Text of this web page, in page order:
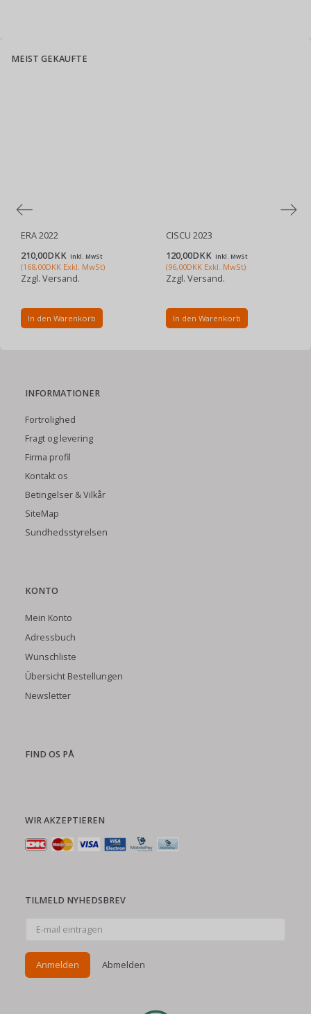
MEIST GEKAUFTE
ERA 2022
210,00DKK Inkl. MwSt
(168,00DKK Exkl. MwSt)
Zzgl. Versand.
In den Warenkorb
CISCU 2023
120,00DKK Inkl. MwSt
(96,00DKK Exkl. MwSt)
Zzgl. Versand.
In den Warenkorb
INFORMATIONER
Fortrolighed
Fragt og levering
Firma profil
Kontakt os
Betingelser & Vilkår
SiteMap
Sundhedsstyrelsen
KONTO
Mein Konto
Adressbuch
Wunschliste
Übersicht Bestellungen
Newsletter
FIND OS PÅ
WIR AKZEPTIEREN
TILMELD NYHEDSBREV
mail
Anmelden Abmelden